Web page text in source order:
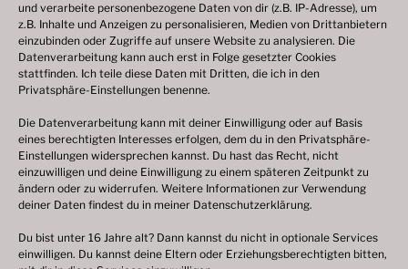
und verarbeite personenbezogene Daten von dir (z.B. IP-Adresse), um
z.B. Inhalte und Anzeigen zu personalisieren, Medien von Drittanbietern
einzubinden oder Zugriffe auf unsere Website zu analysieren. Die
Datenverarbeitung kann auch erst in Folge gesetzter Cookies
stattfinden. Ich teile diese Daten mit Dritten, die ich in den
Privatsphäre-Einstellungen benenne.
Die Datenverarbeitung kann mit deiner Einwilligung oder auf Basis
eines berechtigten Interesses erfolgen, dem du in den Privatsphäre-
Einstellungen widersprechen kannst. Du hast das Recht, nicht
einzuwilligen und deine Einwilligung zu einem späteren Zeitpunkt zu
ändern oder zu widerrufen. Weitere Informationen zur Verwendung
deiner Daten findest du in meiner Datenschutzerklärung.
Du bist unter 16 Jahre alt? Dann kannst du nicht in optionale Services
einwilligen. Du kannst deine Eltern oder Erziehungsberechtigten bitten,
Beitragsnavigation
Vorheriger
Beitrag
Fotogalerie 1999
© 2003 – 2025 nilsbenthien.de,Datenschutzerklärung
|Cookie-Richtlinie EU|Impressum